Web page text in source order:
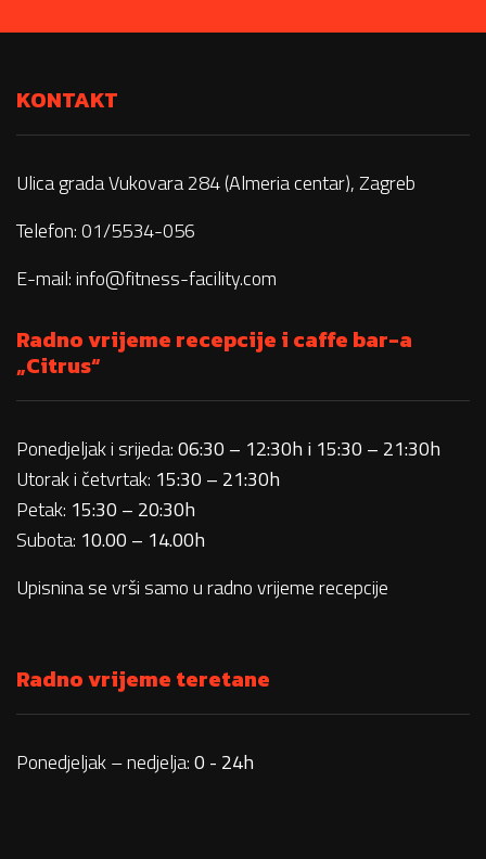
KONTAKT
Ulica grada Vukovara 284 (Almeria centar), Zagreb
Telefon: 01/5534-056
E-mail:info@fitness-facility.com
Radno vrijeme recepcije i caffe bar-a
„Citrus“
Ponedjeljak i srijeda:06:30 – 12:30h i 15:30 – 21:30h
Utorak i četvrtak: 15:30 – 21:30h
Petak: 15:30 – 20:30h
Subota: 10.00 – 14.00h
Upisnina se vrši samo u radno vrijeme recepcije
Radno vrijeme teretane
Ponedjeljak – nedjelja:0 - 24h